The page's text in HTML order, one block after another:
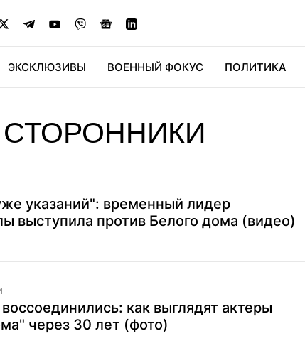
ЭКСКЛЮЗИВЫ ВОЕННЫЙ ФОКУС ПОЛИТИКА
указаний": временный лидер
выступила против Белого дома (видео)
как выглядят актеры
через 30 лет (фото)